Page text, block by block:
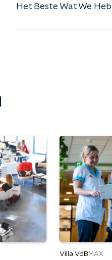
Het Beste Wat We
Villa VdB MAX